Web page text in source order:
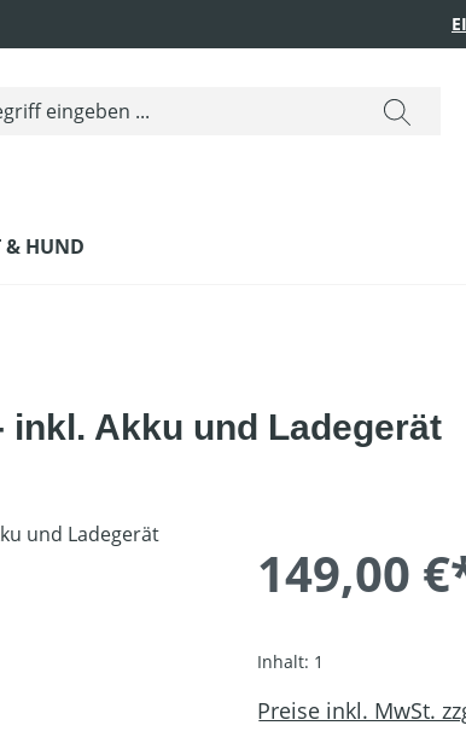
& HUND
Akku und Ladegerät
149,00
Inhalt: 1
Preise inkl. MwSt.